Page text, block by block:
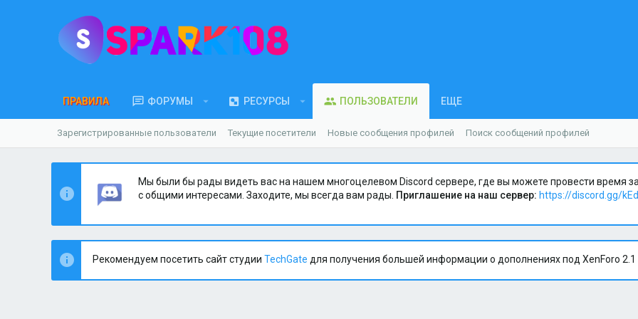
ПРАВИЛА ФОРУМЫ РЕСУРСЫ ПОЛЬЗОВАТЕЛИ ЕЩЕ
Зарегистрированные пользователи Текущие посетители Новые сообщения профилей Поиск сообщений профилей
Мы были бы рады видеть вас на нашем многоцелевом Discord сервере, где вы можете провести время
с общими интересами. Заходите, мы всегда вам рады. Приглашение на наш сервер: https://discord.gg/
Рекомендуем посетить сайт студии TechGate для получения большей информации о дополнениях под XenForo